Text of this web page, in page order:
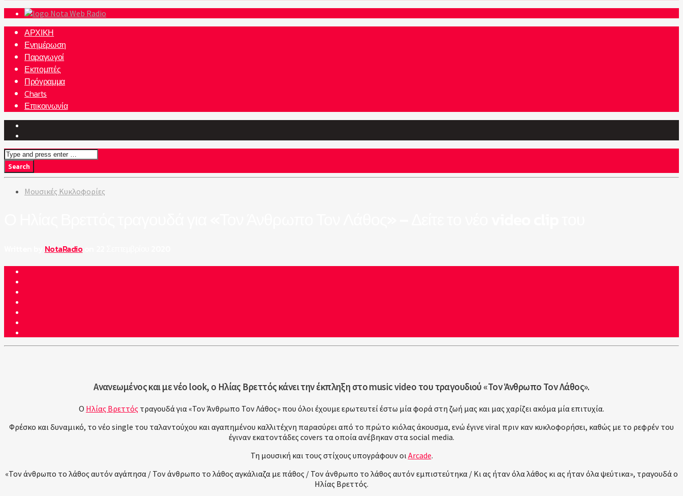
Nota Web Radio
ΑΡΧΙΚΗ
Ενημέρωση
Παραγωγοί
Εκπομπές
Πρόγραμμα
Charts
Επικοινωνία
Μουσικές Κυκλοφορίες
NotaRadioon 22 Σεπτεμβρίου 2020
Ανανεωμένος και με νέο look, ο Ηλίας Βρεττός κάνει την έκπληξη στο music video του τραγουδιού «Τον Άνθρωπο Τον Λάθος».
Ο Ηλίας Βρεττός τραγουδά για «Τον Άνθρωπο Τον Λάθος» που όλοι έχουμε ερωτευτεί έστω μία φορά στη ζωή μας και μας χαρίζει ακόμα μία επιτυχία.
Φρέσκο και δυναμικό, το νέο single του ταλαντούχου και αγαπημένου καλλιτέχνη παρασύρει από το πρώτο κιόλας άκουσμα, ενώ έγινε viral πριν καν κυκλοφορήσει, καθώς με το ρεφρέν του
έγιναν εκατοντάδες covers τα οποία ανέβηκαν στα social media.
Τη μουσική και τους στίχους υπογράφουν οι Arcade.
«Τον άνθρωπο το λάθος αυτόν αγάπησα / Τον άνθρωπο το λάθος αγκάλιαζα με πάθος / Τον άνθρωπο το λάθος αυτόν εμπιστεύτηκα / Κι ας ήταν όλα λάθος κι ας ήταν όλα ψεύτικα», τραγουδά ο
Ηλίας Βρεττός.